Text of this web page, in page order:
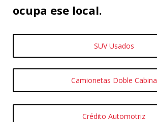
ocupa ese local.
SUV Usados
Camionetas Doble Cabina
Crédito Automotriz